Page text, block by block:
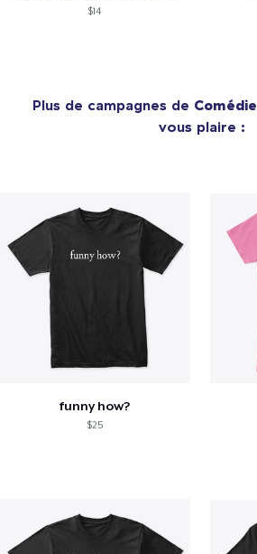
$14
Plus de campagnes de Comédie
vous plaire :
funny how?
$25